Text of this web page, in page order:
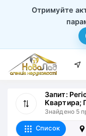
Отримуйте
Запит:
Квартира;
Знайдено 5
Список